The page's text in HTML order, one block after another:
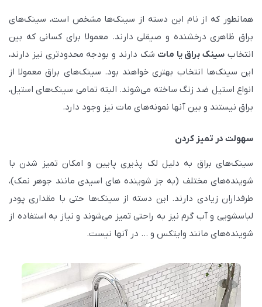
همانطور که از نام این دسته از سینک‌ها مشخص است، سینک‌های
براق ظاهری درخشنده و صیقلی دارند. معمولا برای کسانی که بین
انتخاب سینک براق یا مات شک دارند و بودجه محدودتری نیز دارند،
این سینک‌ها انتخاب بهتری خواهند بود. سینک‌های براق معمولا از
انواع استیل ضد زنگ ساخته می‌شوند. البته تمامی سینک‌های استیل،
براق نیستند و بین آنها نمونه‌های مات نیز وجود دارد.
سهولت در تمیز کردن
سینک‌های براق به دلیل لک پذیری پایین و امکان تمیز شدن با
شوینده‌های مختلف (به جز شوینده های اسیدی مانند جوهر نمک)،
طرفداران زیادی دارند. این دسته از سینک‌ها حتی با مقداری پودر
لباسشویی و آب گرم نیز به راحتی تمیز می‌شوند و نیاز به استفاده از
شوینده‌های مانند وایتکس و … در آنها نیست.